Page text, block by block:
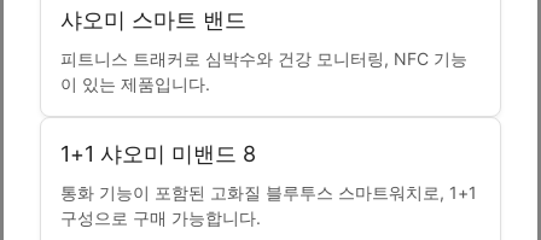
샤오미 스마트 밴드
피트니스 트래커로 심박수와 건강 모니터링, NFC 기능
이 있는 제품입니다.
1+1 샤오미 미밴드 8
통화 기능이 포함된 고화질 블루투스 스마트워치로, 1+1
구성으로 구매 가능합니다.